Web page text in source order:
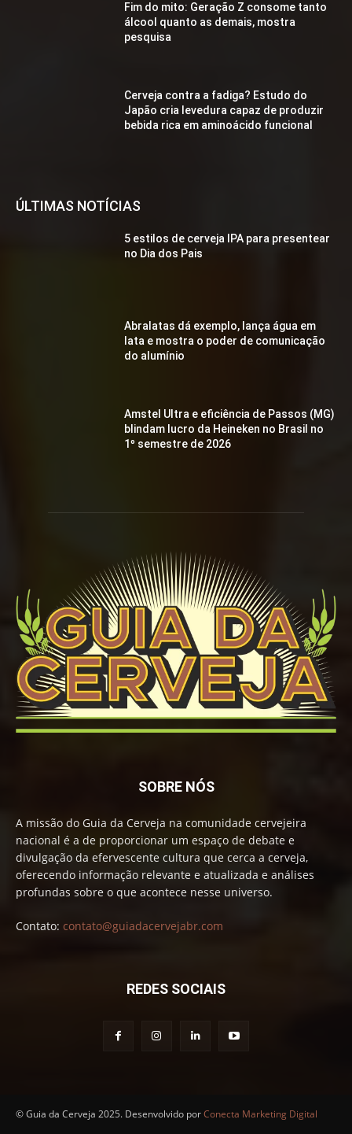
Fim do mito: Geração Z consome tanto
álcool quanto as demais, mostra
pesquisa
Cerveja contra a fadiga? Estudo do
Japão cria levedura capaz de produzir
bebida rica em aminoácido funcional
ÚLTIMAS NOTÍCIAS
5 estilos de cerveja IPA para presentear
no Dia dos Pais
Abralatas dá exemplo, lança água em
lata e mostra o poder de comunicação
do alumínio
Amstel Ultra e eficiência de Passos (MG)
blindam lucro da Heineken no Brasil no
1º semestre de 2026
SOBRE NÓS
A missão do Guia da Cerveja na comunidade cervejeira
nacional é a de proporcionar um espaço de debate e
divulgação da efervescente cultura que cerca a cerveja,
oferecendo informação relevante e atualizada e análises
profundas sobre o que acontece nesse universo.
Contato: contato@guiadacervejabr.com
REDES SOCIAIS
© Guia da Cerveja 2025. Desenvolvido porConecta Marketing Digital